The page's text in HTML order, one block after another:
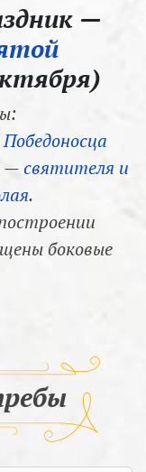
—
—святителя и
.
боковые